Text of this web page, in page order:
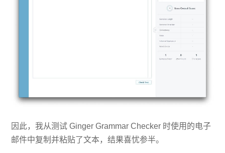
因此，我从测试 Ginger Grammar Checker 时使用的电子
邮件中复制并粘贴了文本，结果喜忧参半。